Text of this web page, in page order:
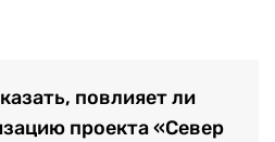
повлияет ли
проекта «Север